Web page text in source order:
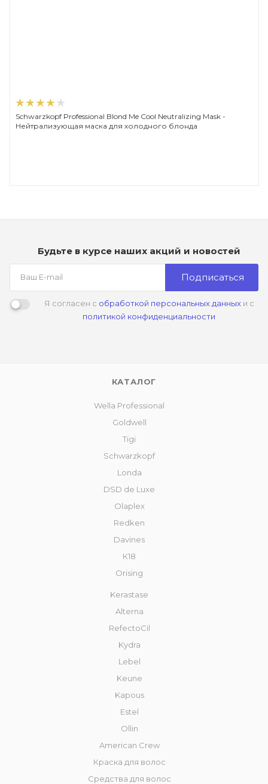
Schwarzkopf Professional Blond Me Cool Neutralizing Mask -
Нейтрализующая маска для холодного блонда
Будьте в курсе наших акций и новостей
Подписаться
Я согласен с обработкой персональных данныхи с
политикой конфиденциальности
КАТАЛОГ
Wella Professional
Goldwell
Tigi
Schwarzkopf
Londa
DSD de Luxe
Olaplex
Redken
Davines
К18
Orising
Kerastase
Alterna
RefectoCil
Kydra
Lebel
Keune
Kapous
Estel
Ollin
American Crew
Краска для волос
Средства для волос